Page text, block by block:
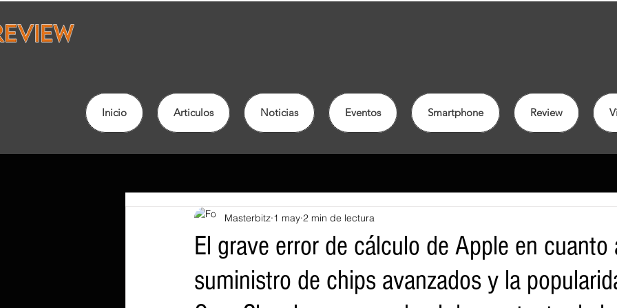
Inicio Articulos Noticias Eventos Smartphone Review
El grave error de cálculo de Apple en cuanto
suministro de chips avanzados y la
Masterbitz 1 may 2 min de lectura